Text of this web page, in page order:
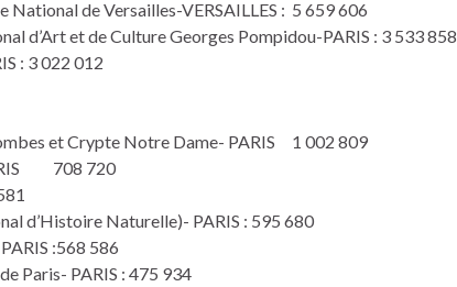
de Versailles-VERSAILLES : 5 659 606
d’Art et de Culture Georges Pompidou-PARIS : 3 533 858
: 3 022 012
et Crypte Notre Dame- PARIS 1 002 809
708 720
d’Histoire Naturelle)- PARIS : 595 680
:568 586
Paris- PARIS : 475 934